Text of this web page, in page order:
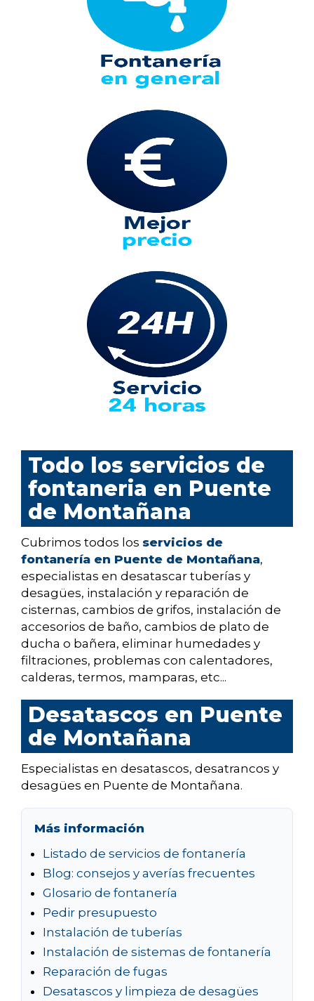
Todo los servicios de
fontaneria en Puente
de Montañana
Cubrimos todos los servicios de
fontanería en Puente de Montañana,
especialistas en desatascar tuberías y
desagües, instalación y reparación de
cisternas, cambios de grifos, instalación de
accesorios de baño, cambios de plato de
ducha o bañera, eliminar humedades y
filtraciones, problemas con calentadores,
calderas, termos, mamparas, etc...
Desatascos en Puente
de Montañana
Especialistas en desatascos, desatrancos y
desagües en Puente de Montañana.
Más información
Listado de servicios de fontanería
Blog: consejos y averías frecuentes
Glosario de fontanería
Pedir presupuesto
Instalación de tuberías
Instalación de sistemas de fontanería
Reparación de fugas
Desatascos y limpieza de desagües